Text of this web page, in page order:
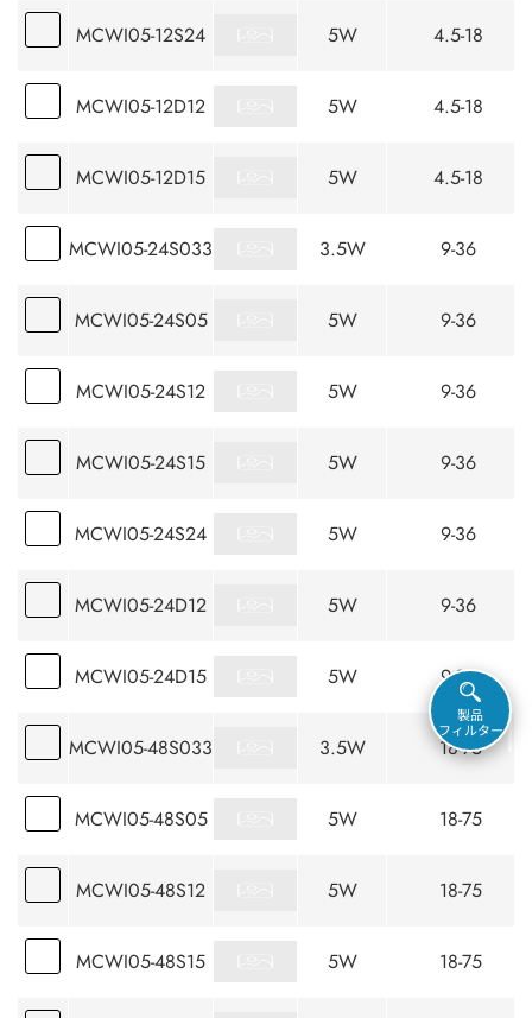
MCWI05-12S24 5W 4.5-18
MCWI05-12D12 5W 4.5-18
MCWI05-12D15 5W 4.5-18
MCWI05-24S033 3.5W 9-36
MCWI05-24S05 5W 9-36
MCWI05-24S12 5W 9-36
MCWI05-24S15 5W 9-36
MCWI05-24S24 5W 9-36
MCWI05-24D12 5W 9-36
MCWI05-24D15 5W 9-36
MCWI05-48S033 3.5W 18-75
MCWI05-48S05 5W 18-75
MCWI05-48S12 5W 18-75
MCWI05-48S15 5W 18-75
製品
フィルター